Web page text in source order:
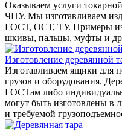
Оказываем услуги
ЧПУ. Мы изготавливаем
ГОСТ, ОСТ, ТУ. Примеры
шкивы, пальцы, муфты и
Изготовление деревянной
Изготавливаем ящики для
грузов и оборудования.
ГОСТам либо
могут быть изготовлены в
и требуемой